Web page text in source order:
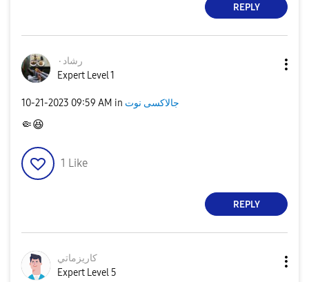
REPLY
رشاد٠
Expert Level 1
‎10-21-2023 09:59 AM in جالاكسى نوت
🤏😆
1 Like
REPLY
كاريزماتي
Expert Level 5